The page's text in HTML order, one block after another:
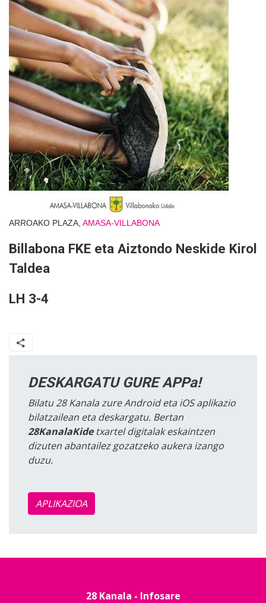
ARROAKO PLAZA, AMASA-VILLABONA
Billabona FKE eta Aiztondo Neskide Kirol
Taldea
LH 3-4
DESKARGATU GURE APPa!
Bilatu 28 Kanala zure Android eta iOS aplikazio
bilatzailean eta deskargatu. Bertan
28KanalaKidetxartel digitalak eskaintzen
dizuten abantailez gozatzeko aukera izango
duzu.
APLIKAZIOA
28 Kanala - Infosare